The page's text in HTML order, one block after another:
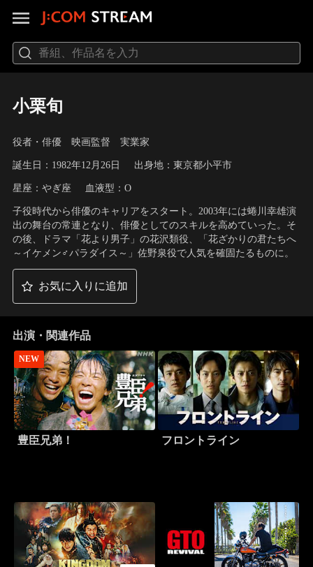
小栗旬
役者・俳優 映画監督 実業家
誕生日：1982年12月26日 出身地：東京都小平市
星座：やぎ座 血液型：O
子役時代から俳優のキャリアをスタート。2003年には蜷川幸雄演
出の舞台の常連となり、俳優としてのスキルを高めていった。そ
の後、ドラマ「花より男子」の花沢類役、「花ざかりの君たちへ
～イケメン♂パラダイス～」佐野泉役で人気を確固たるものに。
お気に入りに追加
出演・関連作品
NEW
豊臣兄弟！ フロントライン